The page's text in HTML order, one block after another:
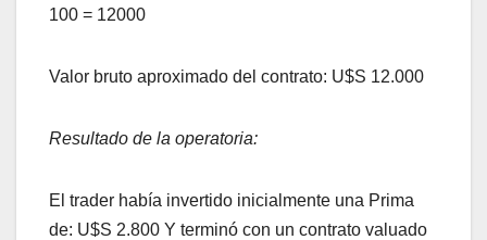
100 = 12000
Valor bruto aproximado del contrato: U$S 12.000
Resultado de la operatoria:
El trader había invertido inicialmente una Prima
de: U$S 2.800 Y terminó con un contrato valuado